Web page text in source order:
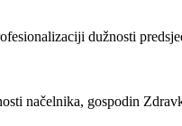
dužnosti
načelnika, gospodin